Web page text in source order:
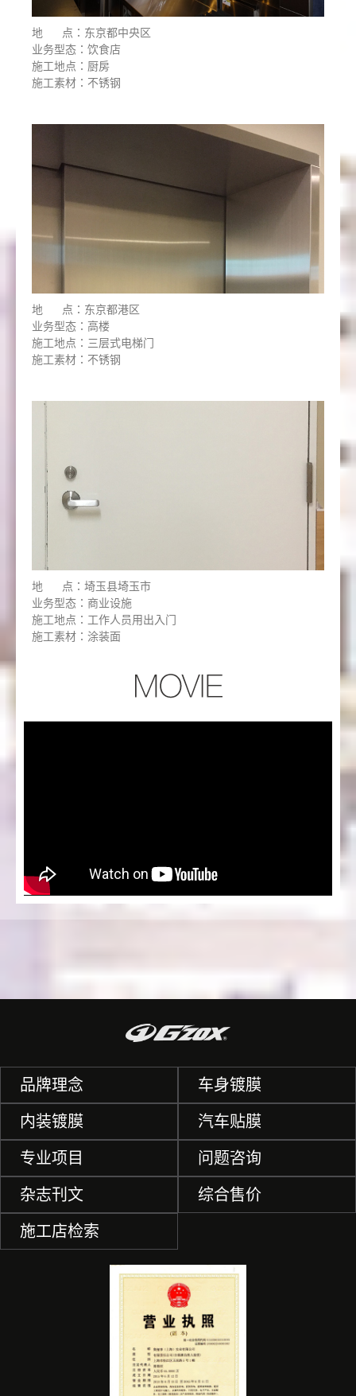
地 点：东京都中央区
业务型态：饮食店
施工地点：厨房
施工素材：不锈钢
地 点：东京都港区
业务型态：高楼
施工地点：三层式电梯门
施工素材：不锈钢
地 点：埼玉县埼玉市
业务型态：商业设施
施工地点：工作人员用出入门
施工素材：涂装面
品牌理念
内装镀膜
专业项目
杂志刊文
施工店检索
车身镀膜
汽车贴膜
问题咨询
综合售价